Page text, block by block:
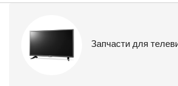
Запчасти для